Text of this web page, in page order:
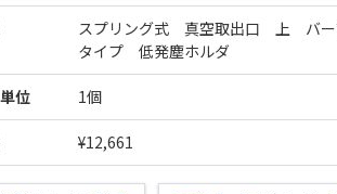
スプリング式 真空取出口 上 バー
タイプ 低発塵ホルダ
位 1個
¥12,661